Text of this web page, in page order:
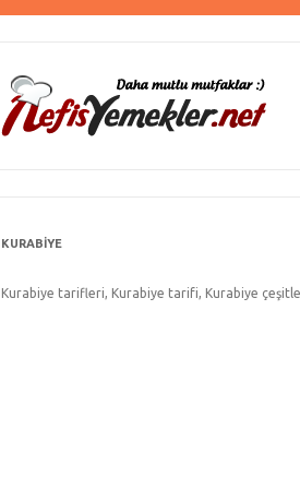
KURABIYE
Kurabiye tarifleri, Kurabiye tarifi, Kurabiye